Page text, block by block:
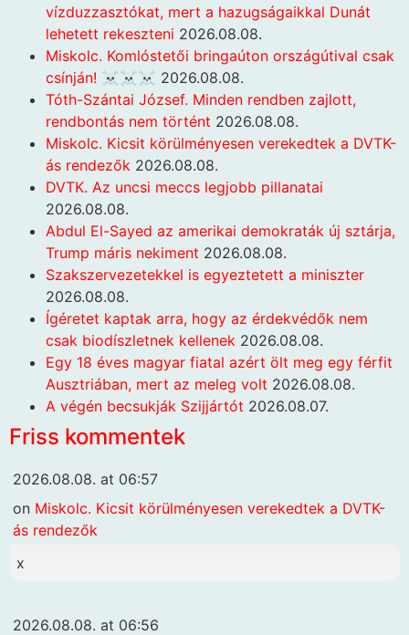
vízduzzasztókat, mert a hazugságaikkal Dunát
lehetett rekeszteni 2026.08.08.
Miskolc. Komlóstetői bringaúton országútival csak
csínján! ☠️☠️☠️ 2026.08.08.
Tóth-Szántai József. Minden rendben zajlott,
rendbontás nem történt 2026.08.08.
Miskolc. Kicsit körülményesen verekedtek a DVTK-
ás rendezők 2026.08.08.
DVTK. Az uncsi meccs legjobb pillanatai
2026.08.08.
Abdul El-Sayed az amerikai demokraták új sztárja,
Trump máris nekiment 2026.08.08.
Szakszervezetekkel is egyeztetett a miniszter
2026.08.08.
Ígéretet kaptak arra, hogy az érdekvédők nem
csak biodíszletnek kellenek 2026.08.08.
Egy 18 éves magyar fiatal azért ölt meg egy férfit
Ausztriában, mert az meleg volt 2026.08.08.
A végén becsukják Szijjártót 2026.08.07.
Friss kommentek
2026.08.08. at 06:57
on Miskolc. Kicsit körülményesen verekedtek a DVTK-
ás rendezők
x
2026.08.08. at 06:56